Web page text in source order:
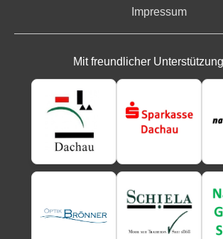
Impressum
Mit freundlicher